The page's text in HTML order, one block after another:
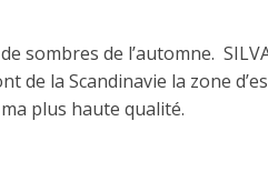
sombres de l’automne.
la Scandinavie la zone
plus haute qualité.